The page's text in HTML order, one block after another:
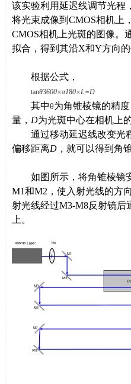
该实验利用延迟线调节光程
将光束成像到 CMOS相机上
CMOS相机上光斑的图像。
拟合，得到其沿X和Y方向
根据公式，
tanθ3600×π180×L=D
其中θ为角锥棱镜的精度
量， D为光斑中心在相机上
通过移动延迟线改变光
偏移距离D， 就可以得到角
如图所示，将角锥棱镜
M1和M2 ，使入射光线的方
射光线经过M3-M8反射镜后
上。